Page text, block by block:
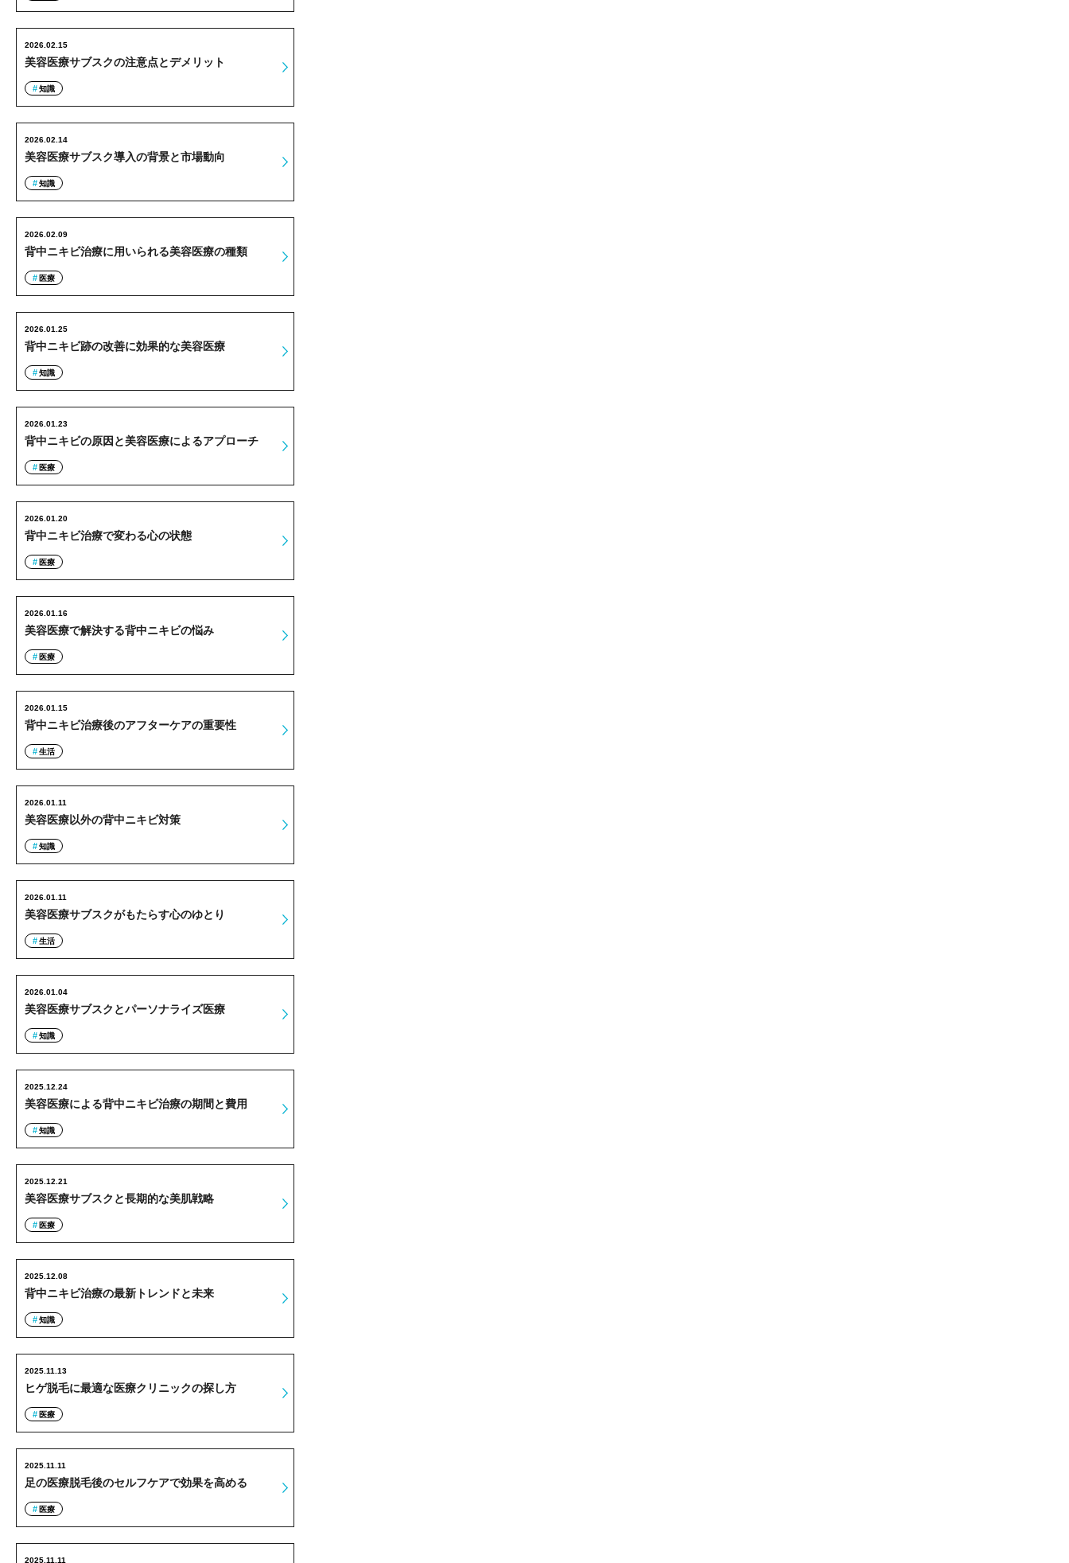
美容医療サブスクの注意点とデメリット
2026.02.15
知識
美容医療サブスク導入の背景と市場動向
2026.02.14
知識
背中ニキビ治療に用いられる美容医療の種類
2026.02.09
医療
背中ニキビ跡の改善に効果的な美容医療
2026.01.25
知識
背中ニキビの原因と美容医療によるアプローチ
2026.01.23
医療
背中ニキビ治療で変わる心の状態
2026.01.20
医療
美容医療で解決する背中ニキビの悩み
2026.01.16
医療
背中ニキビ治療後のアフターケアの重要性
2026.01.15
生活
美容医療以外の背中ニキビ対策
2026.01.11
知識
美容医療サブスクがもたらす心のゆとり
2026.01.11
生活
美容医療サブスクとパーソナライズ医療
2026.01.04
知識
美容医療による背中ニキビ治療の期間と費用
2025.12.24
知識
美容医療サブスクと長期的な美肌戦略
2025.12.21
医療
背中ニキビ治療の最新トレンドと未来
2025.12.08
知識
ヒゲ脱毛に最適な医療クリニックの探し方
2025.11.13
医療
足の医療脱毛後のセルフケアで効果を高める
2025.11.11
医療
2025.11.11